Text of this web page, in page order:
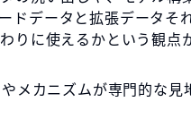
ドデータと拡張データそ
りに使えるかという観点
メカニズムが専門的な見